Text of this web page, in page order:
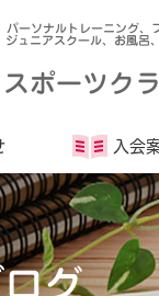
ーソナルトレーニング、
ュニアスクール、お風呂
スポーツク
入会
グ